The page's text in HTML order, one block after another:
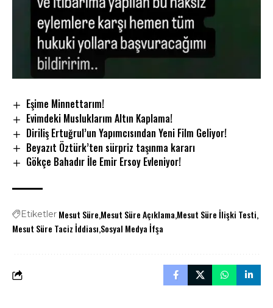
Eşime Minnettarım!
Evimdeki Musluklarım Altın Kaplama!
Diriliş Ertuğrul’un Yapımcısından Yeni Film Geliyor!
Beyazıt Öztürk’ten sürpriz taşınma kararı
Gökçe Bahadır İle Emir Ersoy Evleniyor!
Etiketler Mesut Süre Mesut Süre Açıklama Mesut Süre İlişki Testi
Mesut Süre Taciz İddiası Sosyal Medya İfşa